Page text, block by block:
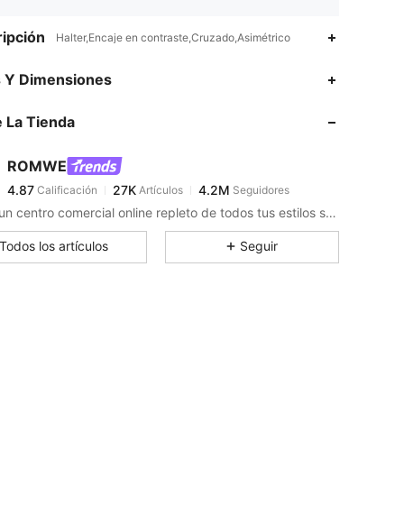
Halter,Encaje en contraste,Cruzado,Asimétrico
Y Dimensiones
La Tienda
ROMWE
4.87
4.87
Calificación 27K
t***qpagó Hace 5 horas
4.87 27K 4.2M
Como un centro comercial online repleto de todos tus estilos sociales favoritos (por fin). Realza tu estética con la ropa y la decoración de ROMWE que has visto (y amado) online, además de todas las piezas pop oscuras que nunca supiste que necesitabas.
Todos los artículos Seguir